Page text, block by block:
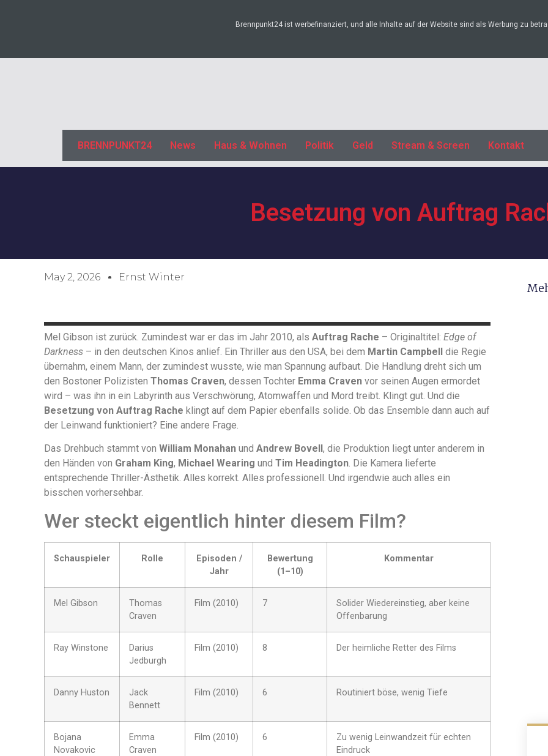
Brennpunkt24 ist werbefinanziert, und alle Inhalte auf der Website sind als Werbung zu
BRENNPUNKT24 News Haus & Wohnen Politik Geld Stream & Screen Kontakt
Besetzung von Auftrag
May 2, 2026 Ernst Winter
Mel Gibson ist zurück. Zumindest war er das im Jahr 2010, als Auftrag Rache – Originaltitel: Edge of
Darkness – in den deutschen Kinos anlief. Ein Thriller aus den USA, bei dem Martin Campbell die Regie
übernahm, einem Mann, der zumindest wusste, wie man Spannung aufbaut. Die Handlung dreht sich um
den Bostoner Polizisten Thomas Craven, dessen Tochter Emma Craven vor seinen Augen ermordet
wird – was ihn in ein Labyrinth aus Verschwörung, Atomwaffen und Mord treibt. Klingt gut. Und die
Besetzung von Auftrag Rache klingt auf dem Papier ebenfalls solide. Ob das Ensemble dann auch auf
der Leinwand funktioniert? Eine andere Frage.
Das Drehbuch stammt von William Monahan und Andrew Bovell , die Produktion liegt unter anderem in
den Händen von Graham King, Michael Wearing und Tim Headington. Die Kamera lieferte
entsprechende Thriller-Ästhetik. Alles korrekt. Alles professionell. Und irgendwie auch alles ein
bisschen vorhersehbar.
Wer steckt eigentlich hinter diesem Film?
Schauspieler Rolle
Episoden /
Jahr
Bewertung
(1–10)
Kommentar
Mel Gibson
Thomas
Craven
Film (2010) 7
Solider Wiedereinstieg, aber keine
Offenbarung
Ray Winstone
Darius
Jedburgh
Film (2010) 8 Der heimliche Retter des Films
Danny Huston
Jack
Bennett
Film (2010) 6 Routiniert böse, wenig Tiefe
Bojana
Novakovic
Emma
Craven
Film (2010) 6
Zu wenig Leinwandzeit für echten
Eindruck